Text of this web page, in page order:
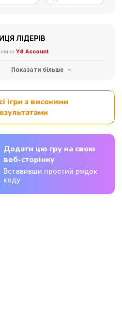
ЛІДЕРІВ
Y8 Account
Показати більше
ігри з високими
Додати цю гру на свою
веб-сторінку
Вставивши простий рядок
коду